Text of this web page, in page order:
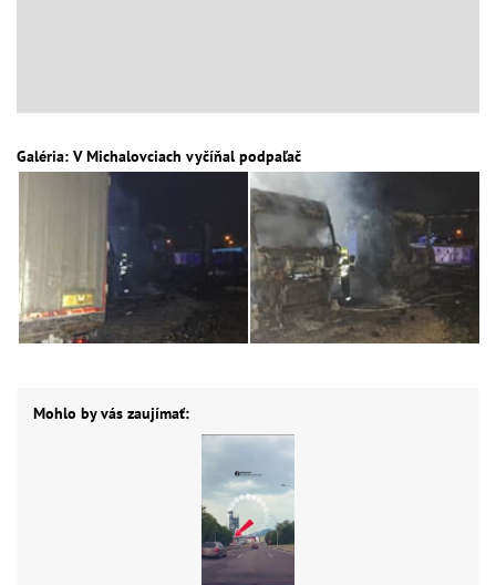
Galéria: V Michalovciach vyčíňal podpaľač
Mohlo by vás zaujímať: